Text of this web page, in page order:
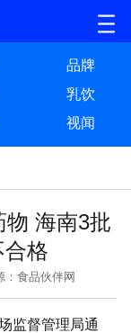
品牌
乳饮
视闻
海南3批
格
食品伙伴网
监督管理局通